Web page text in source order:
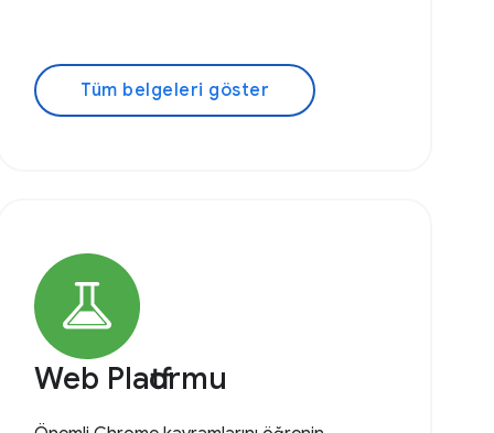
Tüm belgeleri göster
Web Platformu